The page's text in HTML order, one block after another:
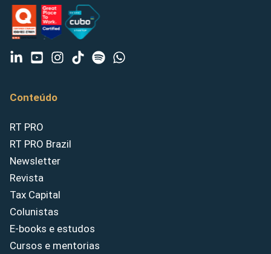
Conteúdo
RT PRO
RT PRO Brazil
Newsletter
Revista
Tax Capital
Colunistas
E-books e estudos
Cursos e mentorias